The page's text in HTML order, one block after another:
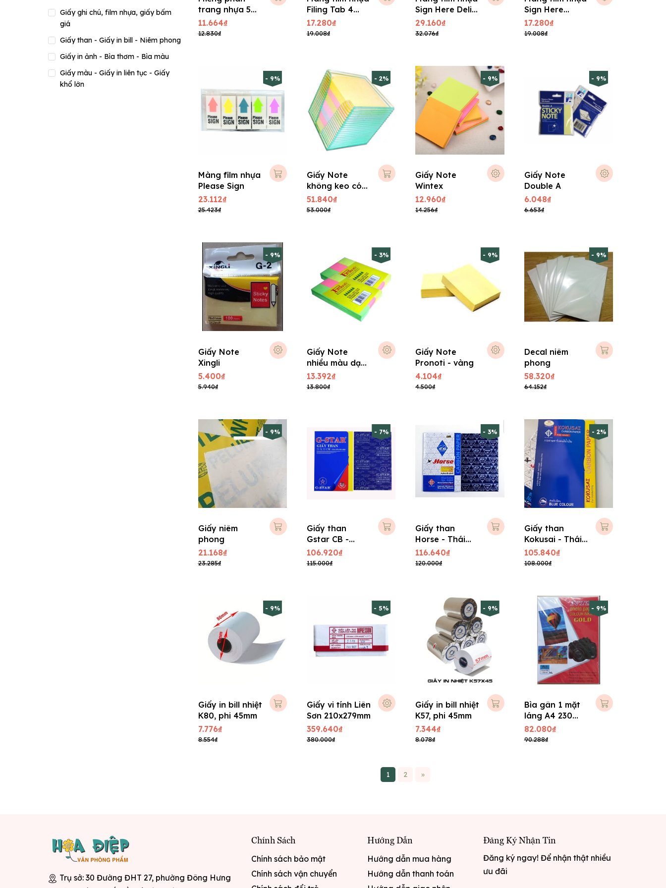
Giấy ghi chú, film nhựa, giấy bấm
giá
Giấy than - Giấy in bill - Niêm phong
Giấy in ảnh - Bìa thơm - Bìa màu
Giấy màu - Giấy in liên tục - Giấy
khổ lớn
trang nhựa 5
màu Xing Li
11.664₫
12.830₫
Filing Tab 4
màu Double A
17.280₫
19.008₫
Sign Here Deli
A101
29.160₫
32.076₫
Sign Here
Pronoti
17.280₫
19.008₫
- 9%
Màng film nhựa
Please Sign
23.112₫
25.423₫
- 2%
Giấy Note
không keo có
hộp mica
51.840₫
53.000₫
- 9%
Giấy Note
Wintex
12.960₫
14.256₫
- 9%
Giấy Note
Double A
6.048₫
6.653₫
- 9%
Giấy Note
Xingli
5.400₫
5.940₫
- 3%
Giấy Note
nhiều màu dạ
Pronoti
13.392₫
13.800₫
- 9%
Giấy Note
Pronoti - vàng
4.104₫
4.500₫
- 9%
Decal niêm
phong
58.320₫
64.152₫
- 9%
Giấy niêm
phong
21.168₫
23.285₫
- 7%
Giấy than
Gstar CB -
09TL (Loại 1)
106.920₫
115.000₫
- 3%
Giấy than
Horse - Thái
Lan
116.640₫
120.000₫
- 2%
Giấy than
Kokusai - Thái
Lan
105.840₫
108.000₫
- 9%
Giấy in bill nhiệt
K80, phi 45mm
7.776₫
8.554₫
- 5%
Giấy vi tính Liên
Sơn 210x279mm
359.640₫
380.000₫
- 9%
Giấy in bill nhiệt
K57, phi 45mm
7.344₫
8.078₫
- 9%
Bìa gân 1 mặt
láng A4 230
gsm
82.080₫
90.288₫
1 2 »
Trụ sở: 30 Đường ĐHT 27, phường Đông Hưng
Chính Sách
Chính sách bảo mật
Chính sách vận chuyển
Hướng Dẫn
Hướng dẫn mua hàng
Hướng dẫn thanh toán
Đăng Ký Nhận Tin
Đăng ký ngay! Để nhận thật nhiều
ưu đãi